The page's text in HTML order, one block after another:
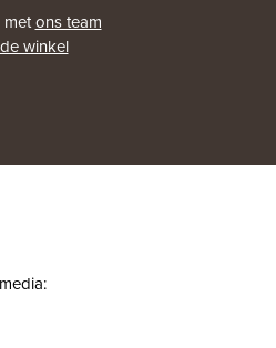
metons team
de winkel